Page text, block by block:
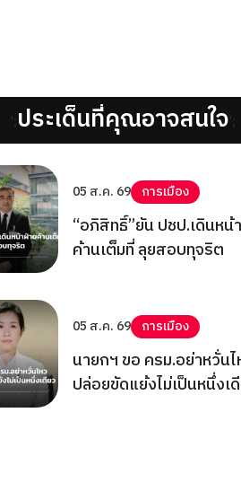
';ประเด็นที่คุณอาจสนใจ';
05 ส.ค. 69 การเมือง
“อภิสิทธิ์”ยัน ปชป.เดินหน้
ค้านเต็มที่ ลุยสอบทุจริต
05 ส.ค. 69 การเมือง
นายกฯ ขอ ครม.อย่าหวั่นไ
ปล่อยขัดแย้งไม่เป็นหนึ่งเ